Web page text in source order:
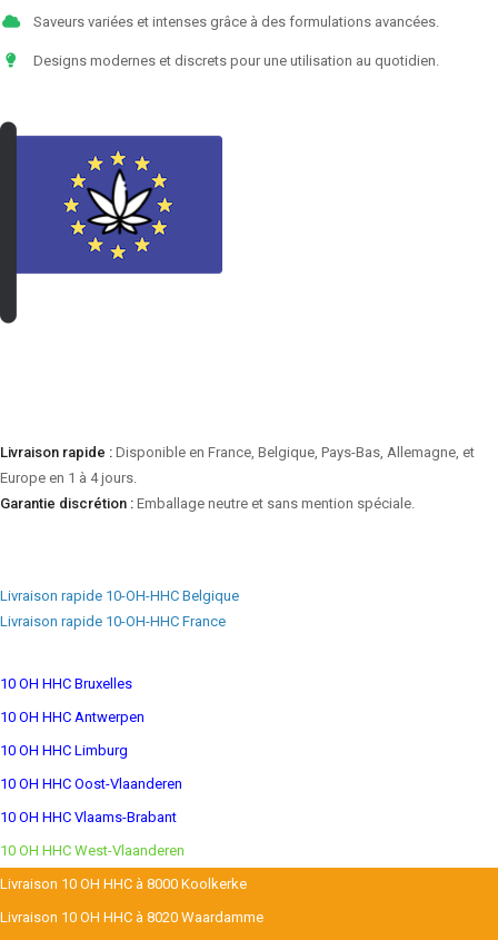
Saveurs variées et intenses grâce à des formulations avancées.
Designs modernes et discrets pour une utilisation au quotidien.
Livraison rapide : Disponible en France, Belgique, Pays-Bas, Allemagne, et
Europe en 1 à 4 jours.
Garantie discrétion : Emballage neutre et sans mention spéciale.
Livraison rapide 10-OH-HHC Belgique
Livraison rapide 10-OH-HHC France
10 OH HHC Bruxelles
10 OH HHC Antwerpen
10 OH HHC Limburg
10 OH HHC Oost-Vlaanderen
10 OH HHC Vlaams-Brabant
10 OH HHC West-Vlaanderen
Livraison 10 OH HHC à 8000 Koolkerke
Livraison 10 OH HHC à 8020 Waardamme